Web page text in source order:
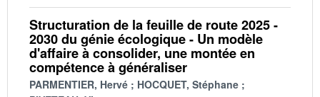
Structuration de la feuille de route 2025 -
2030 du génie écologique - Un modèle
d'affaire à consolider, une montée en
compétence à généraliser
PARMENTIER, Hervé
HOCQUET, Stéphane